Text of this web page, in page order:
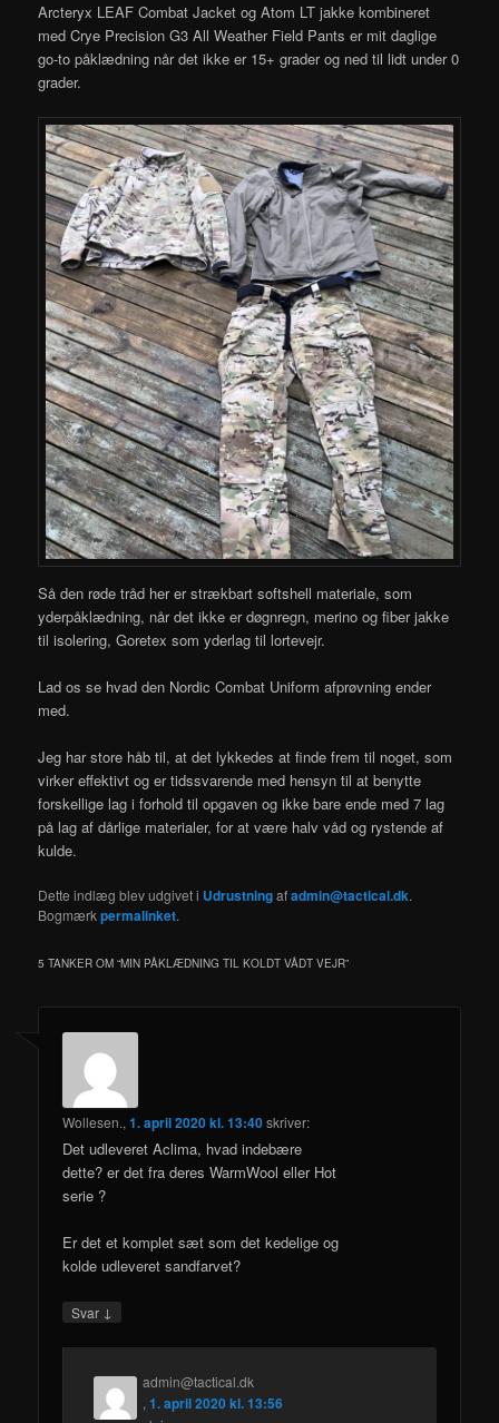
Arcteryx LEAF Combat Jacket og Atom LT jakke kombineret
med Crye Precision G3 All Weather Field Pants er mit daglige
go-to påklædning når det ikke er 15+ grader og ned til lidt under 0
grader.
Så den røde tråd her er strækbart softshell materiale, som
yderpåklædning, når det ikke er døgnregn, merino og fiber jakke
til isolering, Goretex som yderlag til lortevejr.
Lad os se hvad den Nordic Combat Uniform afprøvning ender
med.
Jeg har store håb til, at det lykkedes at finde frem til noget, som
virker effektivt og er tidssvarende med hensyn til at benytte
forskellige lag i forhold til opgaven og ikke bare ende med 7 lag
på lag af dårlige materialer, for at være halv våd og rystende af
kulde.
Dette indlæg blev udgivet i Udrustningafadmin@tactical.dk.
Bogmærkpermalinket.
5 TANKER OM “MIN PÅKLÆDNING TIL KOLDT VÅDT VEJR”
Wollesen.,1. april 2020 kl. 13:40skriver:
Det udleveret Aclima, hvad indebære
dette? er det fra deres WarmWool eller Hot
serie ?
Er det et komplet sæt som det kedelige og
kolde udleveret sandfarvet?
Svar ↓
admin@tactical.dk
,1. april 2020 kl. 13:56